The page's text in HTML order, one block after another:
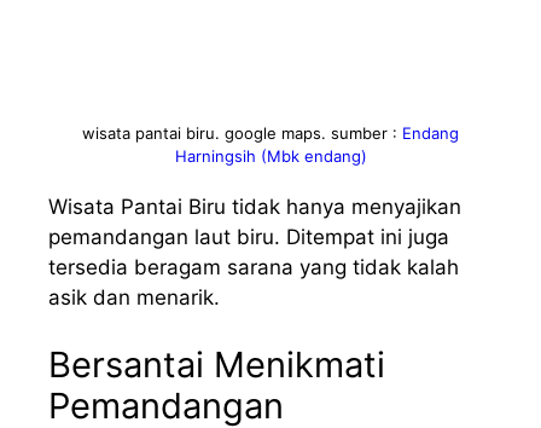
wisata pantai biru. google maps. sumber : Endang
Harningsih (Mbk endang)
Wisata Pantai Biru tidak hanya menyajikan
pemandangan laut biru. Ditempat ini juga
tersedia beragam sarana yang tidak kalah
asik dan menarik.
Bersantai Menikmati
Pemandangan